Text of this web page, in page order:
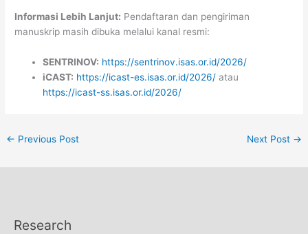
Informasi Lebih Lanjut: Pendaftaran dan pengiriman
manuskrip masih dibuka melalui kanal resmi:
SENTRINOV: https://sentrinov.isas.or.id/2026/
iCAST: https://icast-es.isas.or.id/2026/ atau
https://icast-ss.isas.or.id/2026/
← Previous Post Next Post →
Research